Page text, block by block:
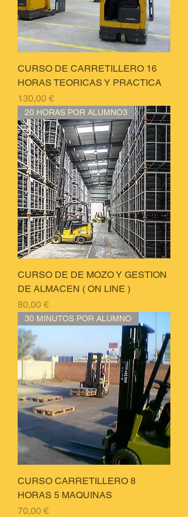
CURSO DE CARRETILLERO 16
HORAS TEORICAS Y PRACTICA
Price
130,00 €
20 HORAS POR ALUMNO3
CURSO DE DE MOZO Y GESTION
DE ALMACEN ( ON LINE )
Price
80,00 €
30 MINUTOS POR ALUMNO
CURSO CARRETILLERO 8
HORAS 5 MAQUINAS
Price
70,00 €